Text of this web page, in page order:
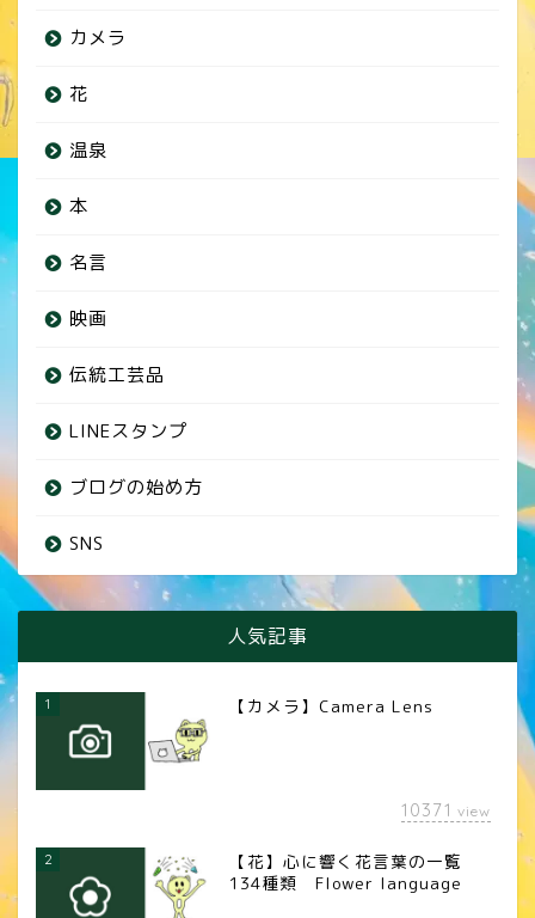
カメラ
花
温泉
本
名言
映画
伝統工芸品
LINEスタンプ
ブログの始め方
SNS
人気記事
1 【カメラ】Camera Lens
10371 view
2
【花】心に響く花言葉の一覧
134種類 Flower language